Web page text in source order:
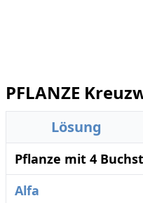
PFLANZE
Lösung
Pflanze mit 4
Alfa